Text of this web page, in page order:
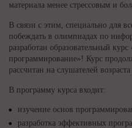
материала менее стрессовым и
В связи с этим, специально для
побеждать в олимпиадах по
разработан образовательный
программирование»! Курс
рассчитан на слушателей
В программу курса входит:
изучение основ
разработка эффективных